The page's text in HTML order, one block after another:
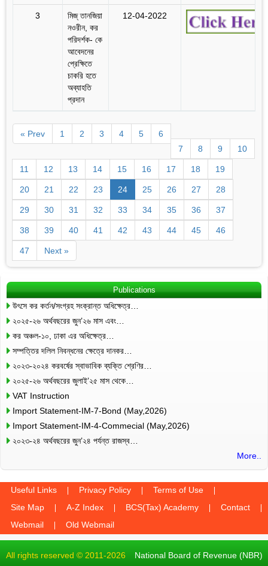
3
মিজ্‌ তানজিয়া
নওরীন, কর
পরিদর্শক- কে
আবেদনের
প্রেক্ষিতে
চাকরি হতে
অব্যাহতি
প্রদান
12-04-2022
« Prev 1 2 3 4 5
6
7
8 9 10
11 12 13 14 15 16 17 18 19
20 21 22 23 24 25 26 27 28
29 30 31 32 33 34 35 36 37
38 39 40 41 42 43 44 45 46
47 Next »
Publications
উৎসে কর কর্তন/সংগ্রহ সংক্রান্ত অধিক্ষেত্র…
২০২৫-২৬ অর্থবছরের জুন’২৬ মাস এবং…
কর অঞ্চল-১০, ঢাকা এর অধিক্ষেত্র…
সম্পত্তির দলিল নিবন্ধনের ক্ষেত্রে দানকর…
২০২৩-২০২৪ করবর্ষের স্বাভাবিক ব্যক্তি শ্রেণির…
২০২৫-২৬ অর্থবছরের জুলাই’২৫ মাস থেকে…
VAT Instruction
Import Statement-IM-7-Bond (May,2026)
Import Statement-IM-4-Commecial (May,2026)
২০২৩-২৪ অর্থবছরের জুন’২৪ পর্যন্ত রাজস্ব…
More..
Useful Links Privacy Policy
Terms of Use
Site Map
A-Z Index BCS(Tax) Academy
Contact
Webmail
Old Webmail
All rights reserved © 2011-2026 National Board of Revenue (NBR)